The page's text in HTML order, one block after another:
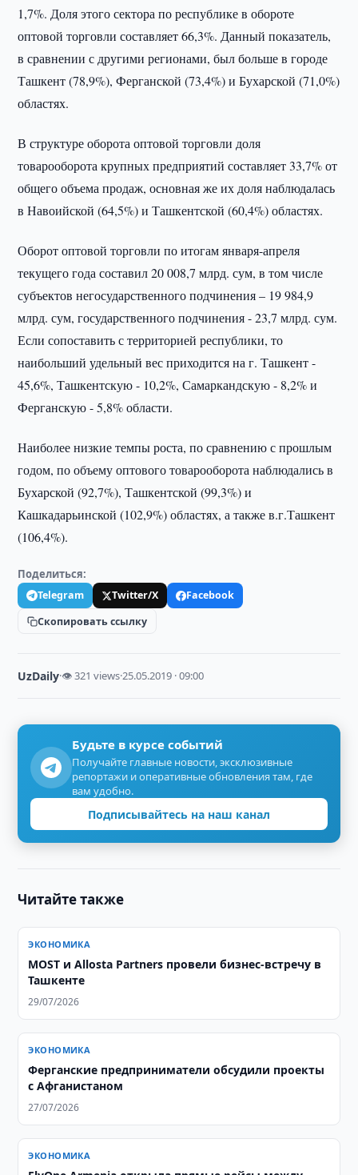
1,7%. Доля этого сектора по республике в обороте
оптовой торговли составляет 66,3%. Данный показатель,
в сравнении с другими регионами, был больше в городе
Ташкент (78,9%), Ферганской (73,4%) и Бухарской (71,0%)
областях.
В структуре оборота оптовой торговли доля
товарооборота крупных предприятий составляет 33,7% от
общего объема продаж, основная же их доля наблюдалась
в Навоийской (64,5%) и Ташкентской (60,4%) областях.
Оборот оптовой торговли по итогам января-апреля
текущего года составил 20 008,7 млрд. сум, в том числе
субъектов негосударственного подчинения – 19 984,9
млрд. сум, государственного подчинения - 23,7 млрд. сум.
Если сопоставить с территорией республики, то
наибольший удельный вес приходится на г. Ташкент -
45,6%, Ташкентскую - 10,2%, Самаркандскую - 8,2% и
Ферганскую - 5,8% области.
Наиболее низкие темпы роста, по сравнению с прошлым
годом, по объему оптового товарооборота наблюдались в
Бухарской (92,7%), Ташкентской (99,3%) и
Кашкадарьинской (102,9%) областях, а также в.г.Ташкент
(106,4%).
Поделиться:
Telegram Twitter/X
Facebook
Скопировать ссылку
UzDaily·👁 321 views·25.05.2019 · 09:00
Будьте в курсе событий
Получайте главные новости, эксклюзивные
репортажи и оперативные обновления там, где
вам удобно.
Подписывайтесь на наш канал
Читайте также
ЭКОНОМИКА
MOST и Allosta Partners провели бизнес-встречу в
Ташкенте
29/07/2026
ЭКОНОМИКА
Ферганские предприниматели обсудили проекты
с Афганистаном
27/07/2026
ЭКОНОМИКА